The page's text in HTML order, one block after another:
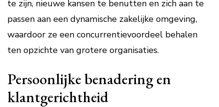
te zijn, nieuwe kansen te benutten en zich aan te
passen aan een dynamische zakelijke omgeving,
waardoor ze een concurrentievoordeel behalen
ten opzichte van grotere organisaties.
Persoonlijke benadering en
klantgerichtheid